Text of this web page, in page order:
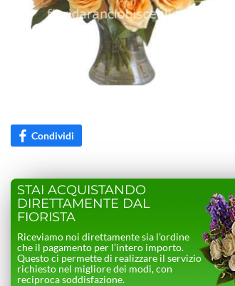
Condividi
STAI ACQUISTANDO
DIRETTAMENTE DAL
FIORISTA
Riceviamo noi direttamente sia l’ordine
che il pagamento per l’intero importo.
Questo ci permette di realizzare il servizio
richiesto nel migliore dei modi, con
reciproca soddisfazione.